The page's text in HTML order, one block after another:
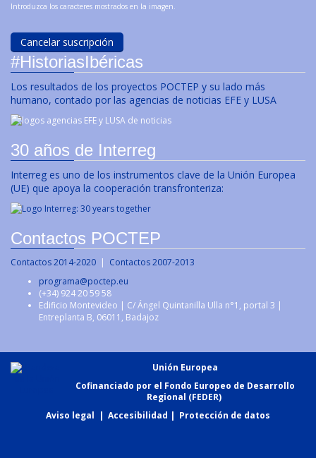
Introduzca los caracteres mostrados en la imagen.
#HistoriasIbéricas
Los resultados de los proyectos POCTEP y su lado más
humano, contado por las agencias de noticias EFE y LUSA
30 años de Interreg
Interreg es uno de los instrumentos clave de la Unión Europea
(UE) que apoya la cooperación transfronteriza:
Contactos POCTEP
Contactos 2014-2020 | Contactos 2007-2013
programa@poctep.eu
(+34) 924 20 59 58
Edificio Montevideo | C/ Ángel Quintanilla Ulla n°1, portal 3 |
Entreplanta B, 06011, Badajoz
Unión Europea
Cofinanciado por el Fondo Europeo de Desarrollo
Regional (FEDER)
Aviso legal | Accesibilidad | Protección de datos